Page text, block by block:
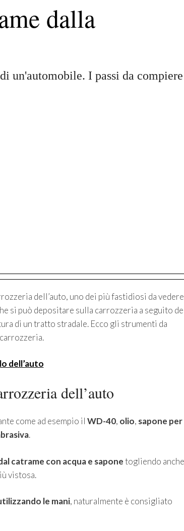
dalla
un'automobile. I passi da compiere
dell’auto, uno dei più fastidiosi da vedere
si può depositare sulla carrozzeria a seguito
di un tratto stradale. Ecco gli strumenti da
dell’auto
dell’auto
come ad esempio il WD-40, olio, sapone per
.
catrame con acqua e saponetogliendo anche
vistosa.
le mani, naturalmente è consigliato